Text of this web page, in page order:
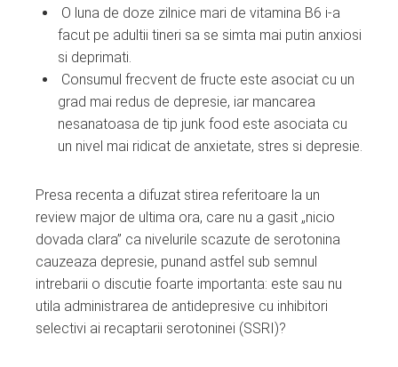
O luna de doze zilnice mari de vitamina B6 i-a
facut pe adultii tineri sa se simta mai putin anxiosi
si deprimati.
Consumul frecvent de fructe este asociat cu un
grad mai redus de depresie, iar mancarea
nesanatoasa de tip junk food este asociata cu
un nivel mai ridicat de anxietate, stres si depresie.
Presa recenta a difuzat stirea referitoare la un
review major de ultima ora, care nu a gasit „nicio
dovada clara” ca nivelurile scazute de serotonina
cauzeaza depresie, punand astfel sub semnul
intrebarii o discutie foarte importanta: este sau nu
utila administrarea de antidepresive cu inhibitori
selectivi ai recaptarii serotoninei (SSRI)?